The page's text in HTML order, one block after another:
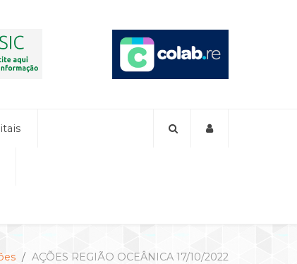
AÇÕES REGIÃO OCEÂNICA 17/10/2022